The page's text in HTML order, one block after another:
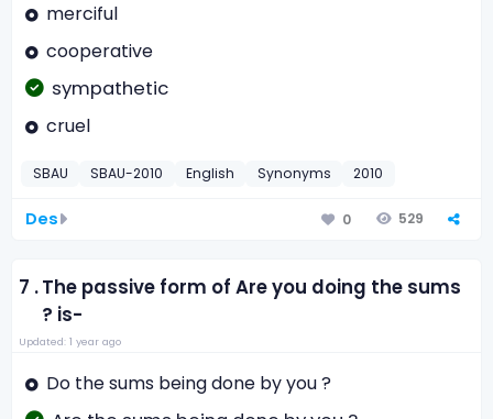
merciful
cooperative
sympathetic
cruel
SBAU SBAU-2010 English Synonyms 2010
Des 0 529
7 .The passive form of Are you doing the sums
? is-
Updated: 1 year ago
Do the sums being done by you ?